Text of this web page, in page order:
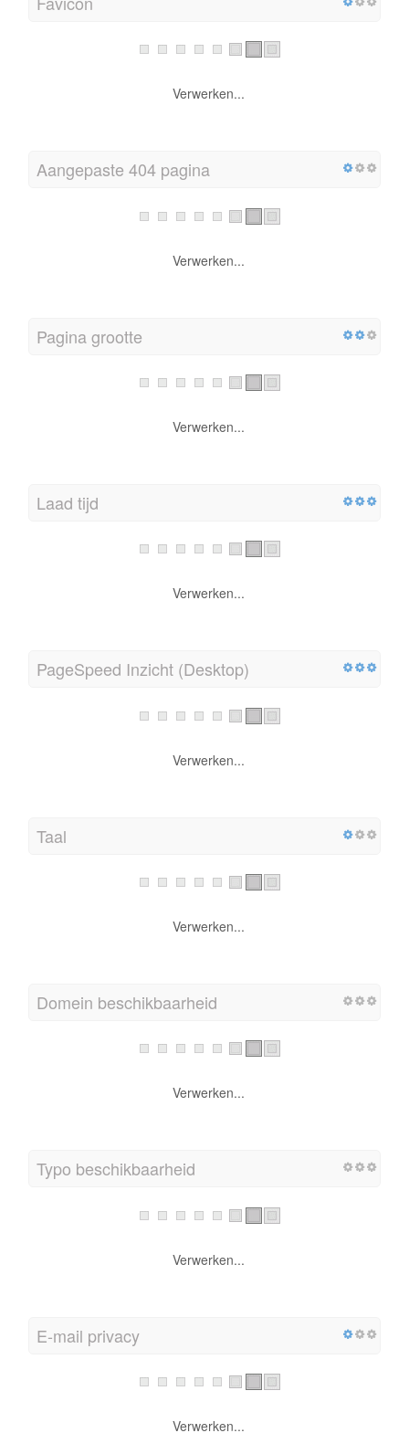
Verwerken...
Aangepaste 404 pagina
Verwerken...
Pagina grootte
Verwerken...
Laad tijd
Verwerken...
PageSpeed Inzicht (Desktop)
Verwerken...
Taal
Verwerken...
Domein beschikbaarheid
Verwerken...
Typo beschikbaarheid
Verwerken...
E-mail privacy
Verwerken...